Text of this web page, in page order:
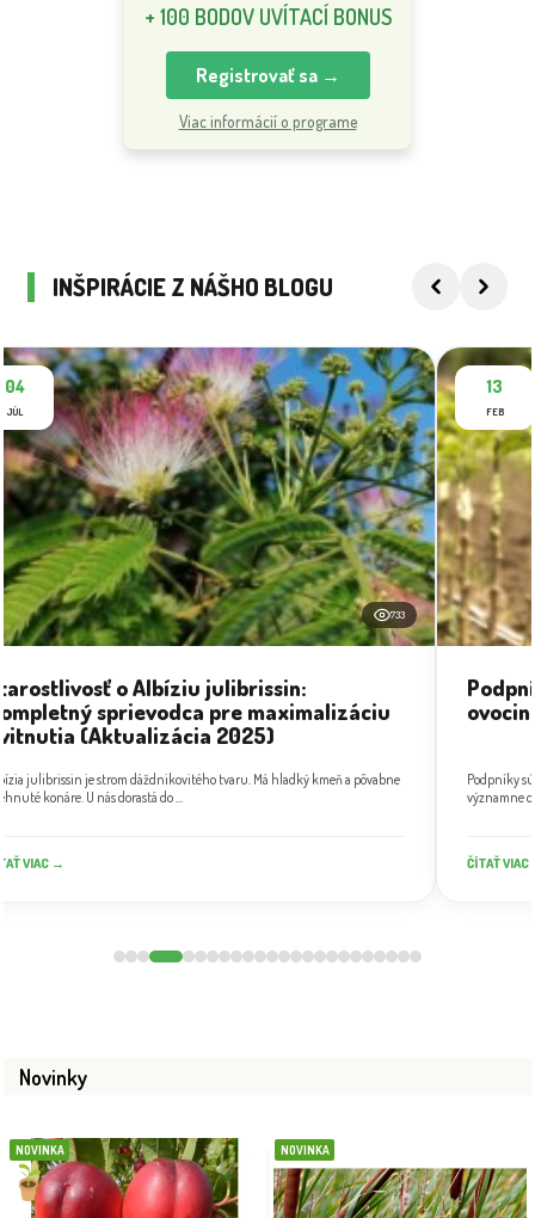
+ 100 BODOV UVÍTACÍ BONUS
Registrovať sa →
Viac informácií o programe
INŠPIRÁCIE Z NÁŠHO BLOGU
04
JÚL
733
o Albíziu julibrissin:
sprievodca pre maximalizáciu
(Aktualizácia 2025)
julibrissin je strom dáždnikovitého tvaru. Má hladký kmeň a pôvabne
konáre. U nás dorastá do ...
VIAC →
13
FEB
Podpníky
významne
ČÍTAŤ
Novinky
NOVINKA NOVINKA